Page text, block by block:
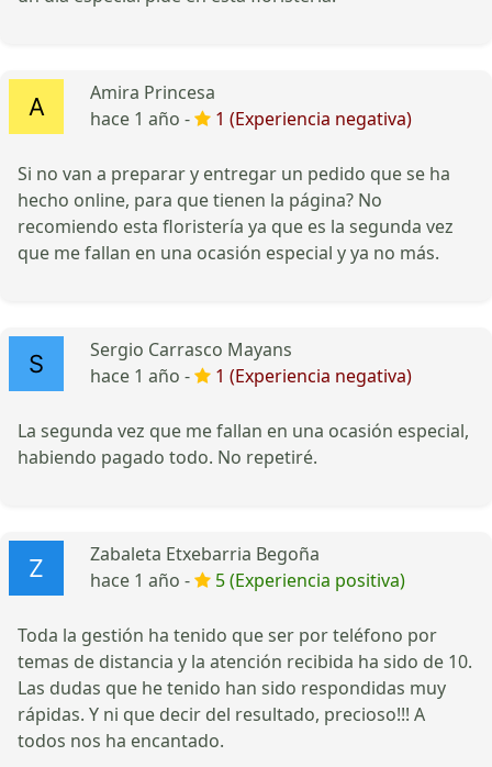
Amira Princesa
hace 1 año -
1 (Experiencia negativa)
Si no van a preparar y entregar un pedido que se ha
hecho online, para que tienen la página? No
recomiendo esta floristería ya que es la segunda vez
que me fallan en una ocasión especial y ya no más.
Sergio Carrasco Mayans
hace 1 año -
1 (Experiencia negativa)
La segunda vez que me fallan en una ocasión especial,
habiendo pagado todo. No repetiré.
Zabaleta Etxebarria Begoña
hace 1 año -
5 (Experiencia positiva)
Toda la gestión ha tenido que ser por teléfono por
temas de distancia y la atención recibida ha sido de 10.
Las dudas que he tenido han sido respondidas muy
rápidas. Y ni que decir del resultado, precioso!!! A
todos nos ha encantado.